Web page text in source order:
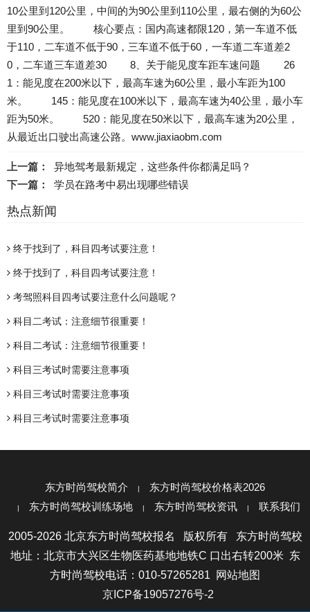
10公里到120公里，中间的为90公里到110公里，最右侧的为60公
里到90公里。 核心要点：国内高速都限120，第一车道不低
于110，二车道不低于90，三车道不低于60，一车道二车道差2
0，二车道三车道差30 8、关于能见度车距车速问题 26
1：能见度在200米以下，最高车速为60公里，最小车距为100
米。 145：能见度在100米以下，最高车速为40公里，最小车
距为50米。 520：能见度在50米以下，最高车速为20公里，
从最近出口驶出高速公路。www.jiaxiaobm.com
上一篇：
异地驾考最新规定，这些条件你都满足吗？
下一篇：
学员在路考中易出现哪些错误
热点新闻
终于找到了，科目四考试要注意！
终于找到了，科目四考试要注意！
考驾照科目四考试要注意什么问题呢？
科目二考试：注意细节很重要！
科目二考试：注意细节很重要！
科目三考试时需要注意事项
科目三考试时需要注意事项
科目三考试时需要注意事项
东方时尚驾校简介
东方时尚驾校价格表2026
东方时尚驾校训练场地
东方时尚驾校资讯 联系我们
2005-2026 北京东方时尚驾校报名 版权所有 东方时尚驾校
地址：北京市大兴区生物医药基地地铁C 口出右转200米 东
方时尚驾校电话：010-57265281
网站地图
京ICP备19057276号-2